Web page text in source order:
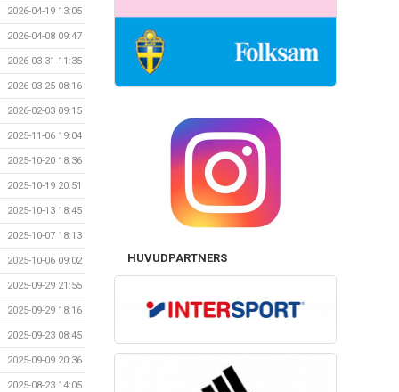
2026-04-19 13:05
2026-04-08 09:47
2026-03-31 11:35
2026-03-25 08:16
2026-02-03 09:15
2025-11-06 19:04
2025-10-20 18:36
2025-10-19 20:51
2025-10-13 18:45
2025-10-07 18:13
2025-10-06 09:02
2025-09-29 21:55
2025-09-29 18:16
2025-09-23 08:45
2025-09-09 20:36
2025-08-23 14:05
HUVUDPARTNERS